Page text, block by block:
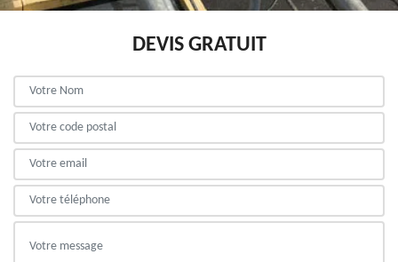
DEVIS GRATUIT